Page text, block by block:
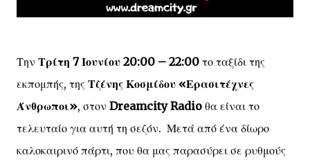
Την Τρίτη 7 Ιουνίου 20:00 – 22:00 το ταξίδι της
εκπομπής, της Τζένης Κοσμίδου «Ερασιτέχνες
Άνθρωποι», στον Dreamcity Radio θα είναι το
τελευταίο για αυτή τη σεζόν. Μετά από ένα δίωρο
καλοκαιρινό πάρτι, που θα μας παρασύρει σε ρυθμούς